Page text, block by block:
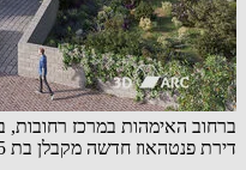
ברחוב האימהות במרכז רחובות,
דירת פנטהאוז חדשה מקבלן בת 5 חדרים, ללא דמי תיווך.